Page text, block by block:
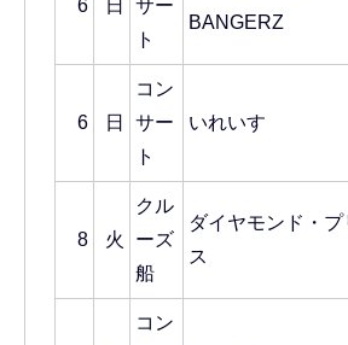
6 日
サー
ト
BANGERZ
6 日
コン
サー
ト
いれいす
8 火
クル
ーズ
船
ダイヤモンド・プ
ス
コン